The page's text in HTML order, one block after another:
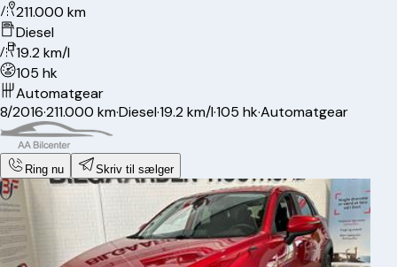
211.000 km
Diesel
19.2 km/l
105 hk
Automatgear
8/2016·211.000 km·Diesel·19.2 km/l·105 hk·Automatgear
Ring nu Skriv til sælger